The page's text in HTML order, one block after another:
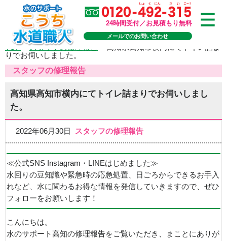
24時間受付／お見積もり無料
メールでのお問い合わせ
TOP>スタッフの修理報告
りでお伺いしました。
スタッフの修理報告
高知県高知市横内にてトイレ詰まりでお伺いしまし
た。
2022年06月30日 スタッフの修理報告
≪公式SNS Instagram・LINEはじめました≫
水回りの豆知識や緊急時の応急処置、日ごろからできるお手入
れなど、水に関わるお得な情報を発信していきますので、ぜひ
フォローをお願いします！
こんにちは。
水のサポート高知の修理報告をご覧いただき、まことにありが